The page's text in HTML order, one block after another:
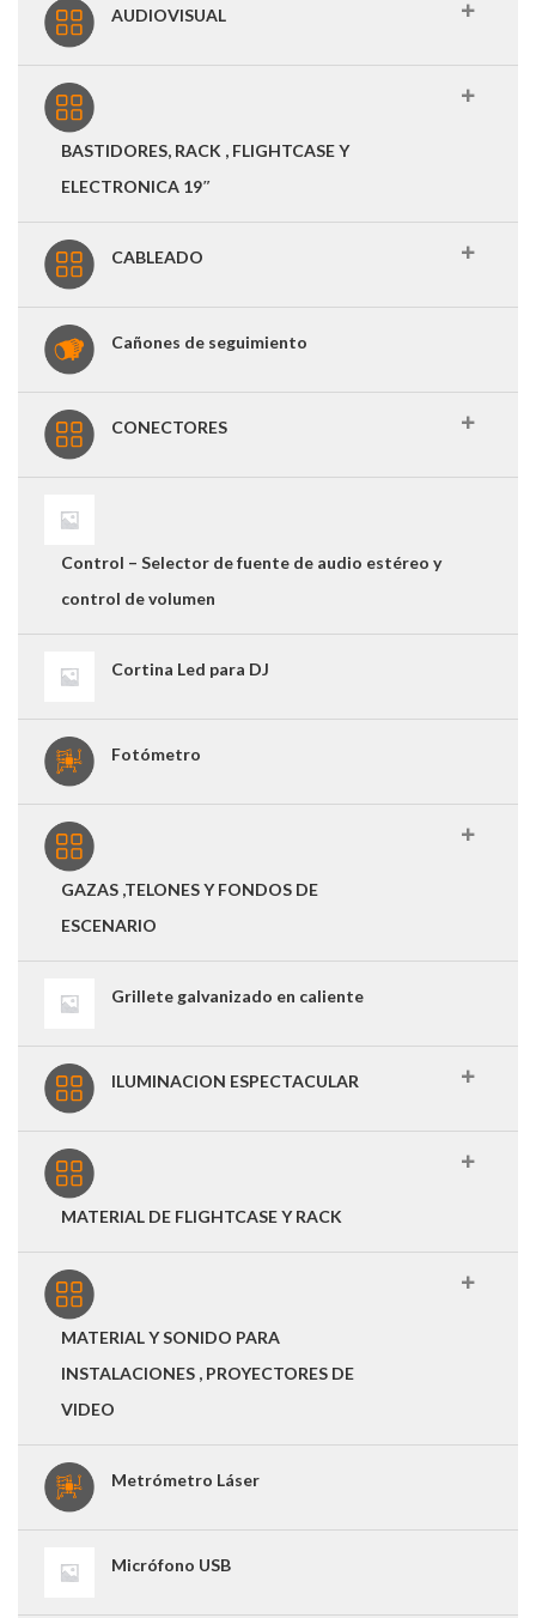
AUDIOVISUAL
BASTIDORES, RACK , FLIGHTCASE Y
ELECTRONICA 19″
CABLEADO
Cañones de seguimiento
CONECTORES
Control – Selector de fuente de audio estéreo y
control de volumen
Cortina Led para DJ
Fotómetro
GAZAS ,TELONES Y FONDOS DE
ESCENARIO
Grillete galvanizado en caliente
ILUMINACION ESPECTACULAR
MATERIAL DE FLIGHTCASE Y RACK
MATERIAL Y SONIDO PARA
INSTALACIONES , PROYECTORES DE
VIDEO
Metrómetro Láser
Micrófono USB